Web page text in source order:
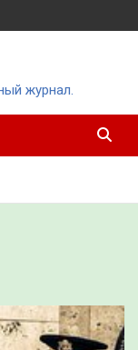
журнал.